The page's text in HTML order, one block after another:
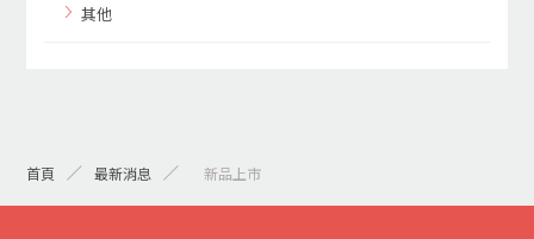
其他
首頁 最新消息 > 新品上市